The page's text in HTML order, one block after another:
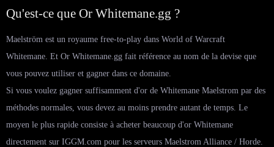
Qu'est-ce que Or Whitemane.gg ?
Maelström est un royaume free-to-play dans World of Warcraft
Whitemane. Et Or Whitemane.gg fait référence au nom de la devise que
vous pouvez utiliser et gagner dans ce domaine.
Si vous voulez gagner suffisamment d'or de Whitemane Maelstrom par des
méthodes normales, vous devez au moins prendre autant de temps. Le
moyen le plus rapide consiste à acheter beaucoup d'or Whitemane
directement sur IGGM.com pour les serveurs Maelstrom Alliance / Horde.